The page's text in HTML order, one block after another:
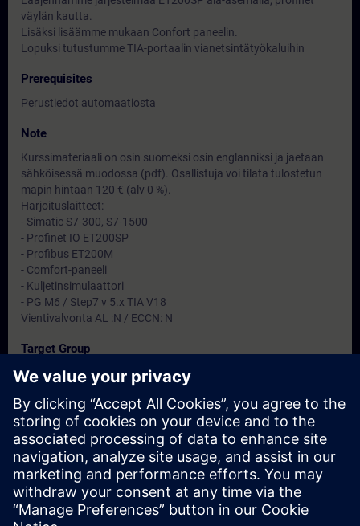
väylän kautta.
Lisäksi lisäämme mukaan Confort paneelin.
Lopuksi tutustumme TIA-portaalin vianetsintätyökaluihin
Prerequisites
Perustiedot automaatiosta
Note
Kurssimateriaali on osin suomeksi osin englanniksi ja jaetaan
sähköisessä muodossa (pdf). Osallistuja voi tilata tulostetun
mapin hintaan 120 € (alv 0 %).
Harjoituslaitteet:
- Simatic S7-300, S7-1500
- Profinet IO ET200SP
- Profibus ET200M
- Comfort-paneeli
- Kuljetinsimulaattori
- PG M6 / Step7 v 5.x TIA V18
Vientivalvonta AL :N / ECCN: N
Target Group
Erityisesti huolto ja ylläpitohenkilöt
Dates And Registration
Currently, no events available
Add yourself to the course request list and you will be notified
when new dates become available.